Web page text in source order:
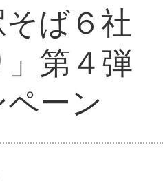
そば６社
」第４弾
ーン